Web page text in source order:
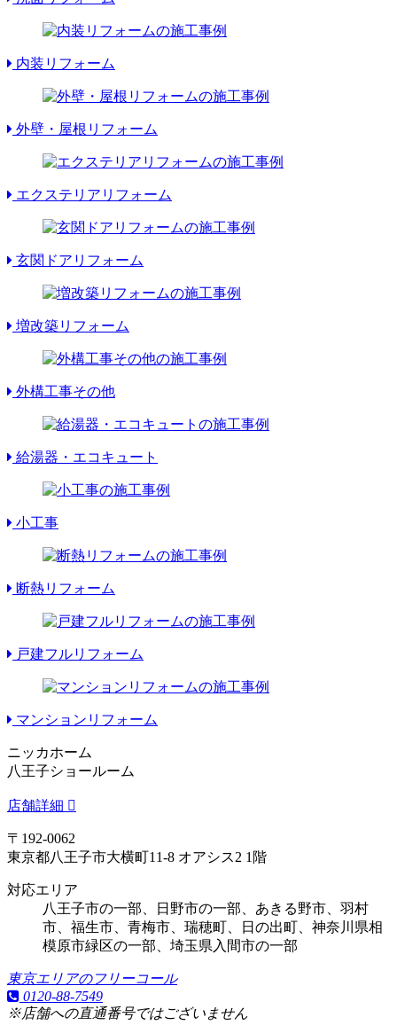
内装リフォーム
外壁・屋根リフォーム
エクステリアリフォーム
玄関ドアリフォーム
増改築リフォーム
外構工事その他
給湯器・エコキュート
小工事
断熱リフォーム
戸建フルリフォーム
マンションリフォーム
ニッカホーム
八王子ショールーム
店舗詳細
〒192-0062
東京都八王子市大横町11-8 オアシス2 1階
対応エリア
八王子市の一部、日野市の一部、あきる野市、羽村
市、福生市、青梅市、瑞穂町、日の出町、神奈川県相
模原市緑区の一部、埼玉県入間市の一部
東京エリアのフリーコール
0120-88-7549
※店舗への直通番号ではございません